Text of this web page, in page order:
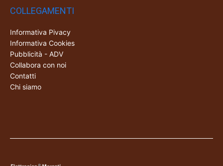
COLLEGAMENTI
Informativa Pivacy
Informativa Cookies
Pubblicità - ADV
Collabora con noi
Contatti
Chi siamo